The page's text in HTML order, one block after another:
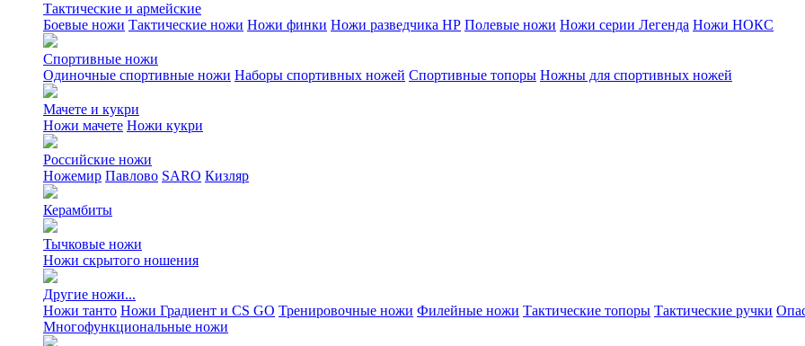
Тактические и армейские
Боевые ножи Тактические ножи Ножи финки Ножи разведчика НР Полевые ножи Ножи серии Легенда Ножи НОКС
Спортивные ножи
Одиночные спортивные ножи Наборы спортивных ножей Спортивные топоры Ножны для спортивных ножей
Мачете и кукри
Ножи мачете Ножи кукри
Российские ножи
Ножемир Павлово SARO Кизляр
Керамбиты
Тычковые ножи
Ножи скрытого ношения
Другие ножи...
Ножи танто Ножи Градиент и CS GO Тренировочные ножи Филейные ножи Тактические топоры Тактические ручки
Многофункциональные ножи